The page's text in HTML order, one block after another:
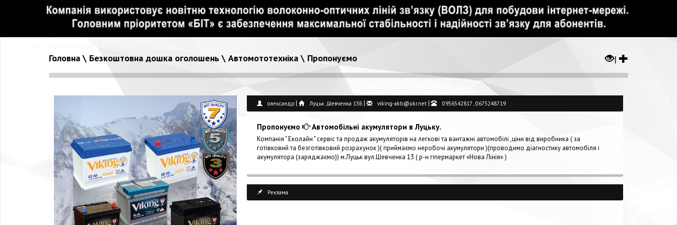
Головна\ Безкоштовна дошка оголошень\ Автомототехніка\ Пропонуємо |
олександр | Луцьк ,Шевченка 13Б | viking-akb@ukr.net | 0956542817 , 0675248719
Пропонуємо Автомобільні акумулятори в Луцьку.
Компанія " Еколайн " сервіс та продаж акумуляторів на легкові та вантажні автомобілі ,ціни від виробника ( за
готівковий та безготівковий розрахунок )( приймаємо неробочі акумулятори )(проводимо діагностику автомобіля і
акумулятора (заряджаємо)) м.Луцьк вул.Шевченка 13 ( р-н гіпермаркет «Нова Лінія» )
Реклама